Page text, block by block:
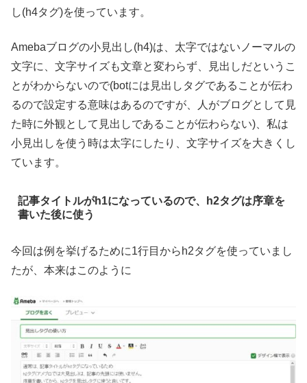
し(h4タグ)を使っています。
Amebaブログの小見出し(h4)は、太字ではないノーマルの
文字に、文字サイズも文章と変わらず、見出しだというこ
とがわからないので(botには見出しタグであることが伝わ
るので設定する意味はあるのですが、人がブログとして見
た時に外観として見出しであることが伝わらない)、私は
小見出しを使う時は太字にしたり、文字サイズを大きくし
ています。
記事タイトルがh1になっているので、h2タグは序章を
書いた後に使う
今回は例を挙げるために1行目からh2タグを使っていまし
たが、本来はこのように